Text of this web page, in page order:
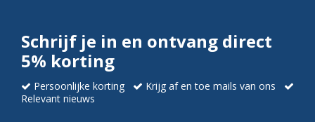
Schrijf je in en ontvang direct
5% korting
Persoonlijke korting
Krijg af en toe mails van ons
Relevant nieuws